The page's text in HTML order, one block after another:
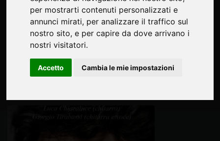
per mostrarti contenuti personalizzati e
annunci mirati, per analizzare il traffico sul
nostro sito, e per capire da dove arrivano i
nostri visitatori.
Accetto Cambia le mie impostazioni
chiave manouche (jazz
gitano), bossa nova e swing
Giorgio Tirabassi 5tet